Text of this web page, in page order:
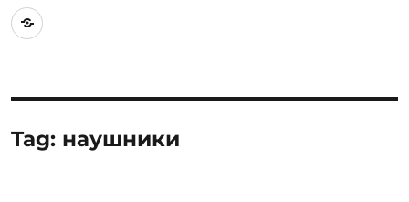
Австралия
Tag: наушники